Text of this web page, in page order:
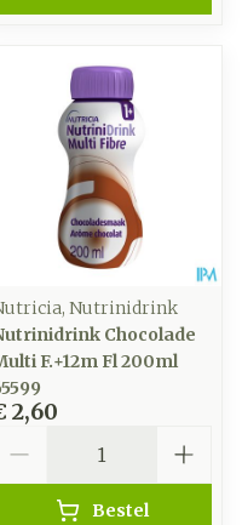
Nutrinidrink
Chocolade
F.+12m Fl 200ml
2,60
Bestel